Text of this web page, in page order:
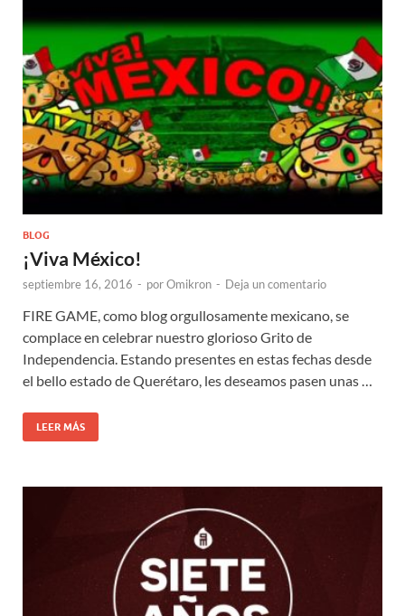
BLOG
¡Viva México!
septiembre 16, 2016 - porOmikron - Deja un comentario
FIRE GAME, como blog orgullosamente mexicano, se
complace en celebrar nuestro glorioso Grito de
Independencia. Estando presentes en estas fechas desde
el bello estado de Querétaro, les deseamos pasen unas …
LEER MÁS